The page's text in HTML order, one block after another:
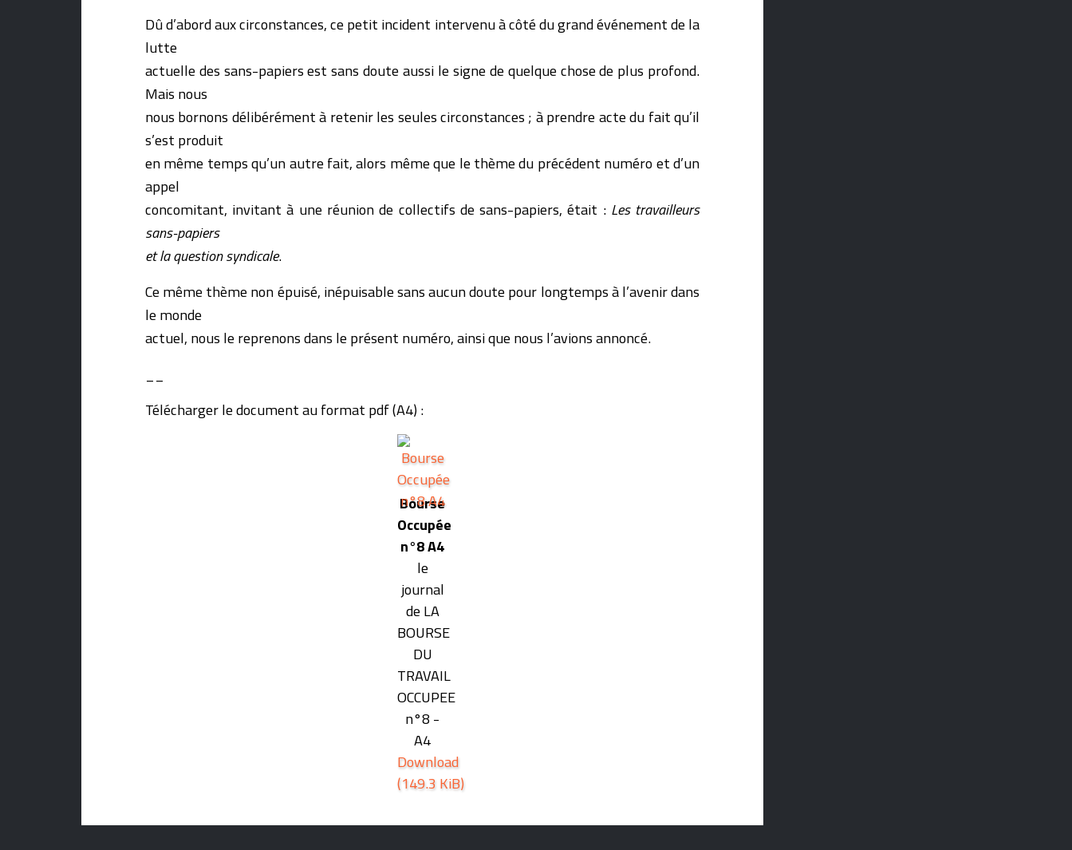
Dû d’abord aux circonstances, ce petit incident intervenu à côté du grand événement de la
lutte
actuelle des sans-papiers est sans doute aussi le signe de quelque chose de plus profond.
Mais nous
nous bornons délibérément à retenir les seules circonstances ; à prendre acte du fait qu’il
s’est produit
en même temps qu’un autre fait, alors même que le thème du précédent numéro et d’un
appel
concomitant, invitant à une réunion de collectifs de sans-papiers, était : Les travailleurs
sans-papiers
et la question syndicale.
Ce même thème non épuisé, inépuisable sans aucun doute pour longtemps à l’avenir dans
le monde
actuel, nous le reprenons dans le présent numéro, ainsi que nous l’avions annoncé.
Télécharger le document au format pdf (A4) :
Bourse
Occupée
n°8 A4
le
journal
de LA
BOURSE
DU
TRAVAIL
OCCUPEE
n°8 -
A4
Download
(149.3 KiB)